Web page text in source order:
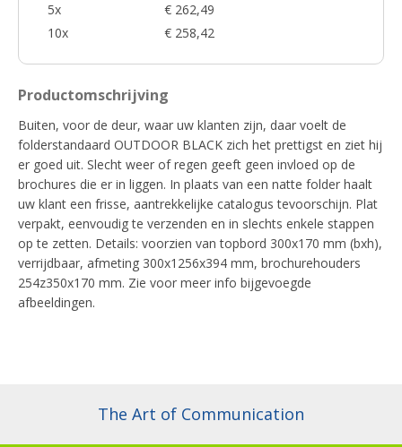
5x
€ 262,49
10x
€ 258,42
Productomschrijving
Buiten, voor de deur, waar uw klanten zijn, daar voelt de
folderstandaard OUTDOOR BLACK zich het prettigst en ziet hij
er goed uit. Slecht weer of regen geeft geen invloed op de
brochures die er in liggen. In plaats van een natte folder haalt
uw klant een frisse, aantrekkelijke catalogus tevoorschijn. Plat
verpakt, eenvoudig te verzenden en in slechts enkele stappen
op te zetten. Details: voorzien van topbord 300x170 mm (bxh),
verrijdbaar, afmeting 300x1256x394 mm, brochurehouders
254z350x170 mm. Zie voor meer info bijgevoegde
afbeeldingen.
The Art of Communication